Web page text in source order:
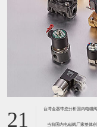
21 台湾金器带您分析国内电磁
当前国内电磁阀厂家整体